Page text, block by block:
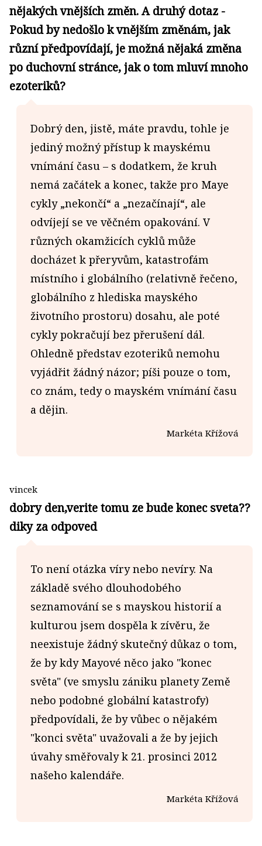
nějakých vnějších změn. A druhý dotaz -
Pokud by nedošlo k vnějším změnám, jak
různí předpovídají, je možná nějaká změna
po duchovní stránce, jak o tom mluví mnoho
ezoteriků?
Dobrý den, jistě, máte pravdu, tohle je
jediný možný přístup k mayskému
vnímání času – s dodatkem, že kruh
nemá začátek a konec, takže pro Maye
cykly „nekončí“ a „nezačínají“, ale
odvíjejí se ve věčném opakování. V
různých okamžicích cyklů může
docházet k přeryvům, katastrofám
místního i globálního (relativně řečeno,
globálního z hlediska mayského
životního prostoru) dosahu, ale poté
cykly pokračují bez přerušení dál.
Ohledně představ ezoteriků nemohu
vyjádřit žádný názor; píši pouze o tom,
co znám, tedy o mayském vnímání času
a dějin.
Markéta Křížová
vincek
dobry den,verite tomu ze bude konec sveta??
diky za odpoved
To není otázka víry nebo nevíry. Na
základě svého dlouhodobého
seznamování se s mayskou historií a
kulturou jsem dospěla k zívěru, že
neexistuje žádný skutečný důkaz o tom,
že by kdy Mayové něco jako "konec
světa" (ve smyslu zániku planety Země
nebo podobné globální katastrofy)
předpovídali, že by vůbec o nějakém
"konci světa" uvažovali a že by jejich
úvahy směřovaly k 21. prosinci 2012
našeho kalendáře.
Markéta Křížová